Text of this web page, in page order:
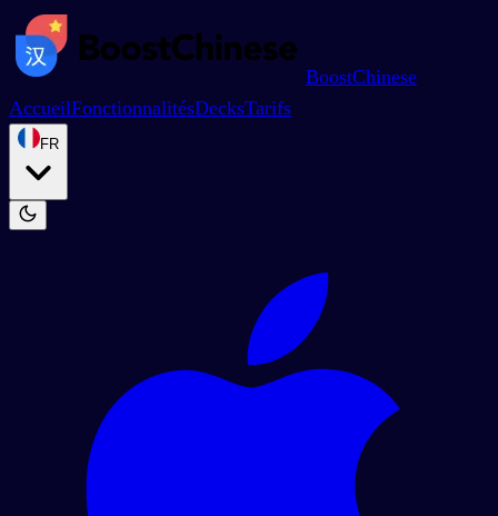
BoostChinese
AccueilFonctionnalitésDecksTarifs
FR